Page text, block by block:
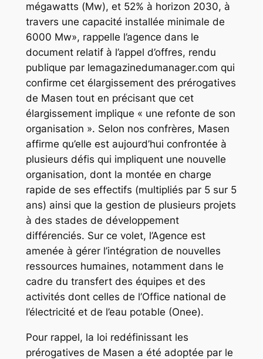
mégawatts (Mw), et 52% à horizon 2030, à
travers une capacité installée minimale de
6000 Mw», rappelle l’agence dans le
document relatif à l’appel d’offres, rendu
publique par lemagazinedumanager.com qui
confirme cet élargissement des prérogatives
de Masen tout en précisant que cet
élargissement implique « une refonte de son
organisation ». Selon nos confrères, Masen
affirme qu’elle est aujourd’hui confrontée à
plusieurs défis qui impliquent une nouvelle
organisation, dont la montée en charge
rapide de ses effectifs (multipliés par 5 sur 5
ans) ainsi que la gestion de plusieurs projets
à des stades de développement
différenciés. Sur ce volet, l’Agence est
amenée à gérer l’intégration de nouvelles
ressources humaines, notamment dans le
cadre du transfert des équipes et des
activités dont celles de l’Office national de
l’électricité et de l’eau potable (Onee).
Pour rappel, la loi redéfinissant les
prérogatives de Masen a été adoptée par le